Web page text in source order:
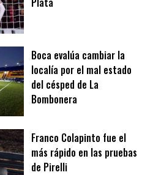
Boca evalúa cambiar la
localía por el mal estado
del césped de La
Bombonera
Franco Colapinto fue el
más rápido en las pruebas
de Pirelli